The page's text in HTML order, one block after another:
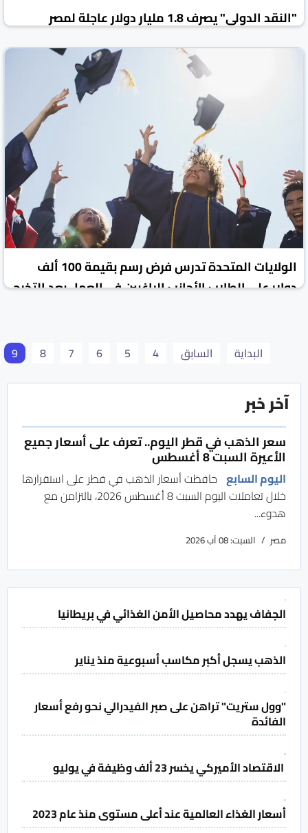
"النقد الدولي" يصرف 1.8 مليار دولار عاجلة لمصر
الولايات المتحدة تدرس فرض رسم بقيمة 100 ألف
دولار على الطلاب الأجانب الراغبين في العمل بعد التخرج
البداية السابق 4
5
6
7
8
9
آخر خبر
سعر الذهب في قطر اليوم.. تعرف على أسعار جميع
الأعيرة السبت 8 أغسطس
اليوم السابع حافظت أسعار الذهب في قطر على استقرارها
خلال تعاملات اليوم السبت 8 أغسطس 2026، بالتزامن مع
هدوء...
مصر السبت: 08 آب 2026
الجفاف يهدد محاصيل الأمن الغذائي في بريطانيا
الذهب يسجل أكبر مكاسب أسبوعية منذ يناير
"وول ستريت" تراهن على صبر الفيدرالي نحو رفع أسعار
الفائدة
الاقتصاد الأميركي يخسر 23 ألف وظيفة في يوليو
أسعار الغذاء العالمية عند أعلى مستوى منذ عام 2023